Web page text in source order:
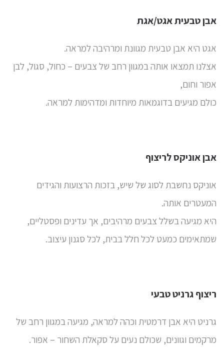
אבן טבעית אגט/אגת
אגט היא אבן טבעית מגוונת ומרהיבה למראה.
אצלנו תמצאו אותה במגוון רחב של צבעים – כחול, סגול, לבן
אפור וחום,
כולם מגיעים בדוגמאות מיוחדות ומדהימות למראה.
אבן אוניקס לריצוף
אוניקס נחשבת לסוג של שיש, בזכות הרצועות והגידים
המעטרים אותה.
היא מגיעה בשלל צבעים מרהיבים, אך עדינים ופסטליים,
שמתאימים כמעט לכל חלל בבית, לכל סגנון עיצוב.
ריצוף גרניט טבעי
גרניט היא אבן דרמטית וכהה למראה, מגיעה במגוון רחב של
מרקמים וגוונים, שכולם נעים על סקאלת השחור – אפור.